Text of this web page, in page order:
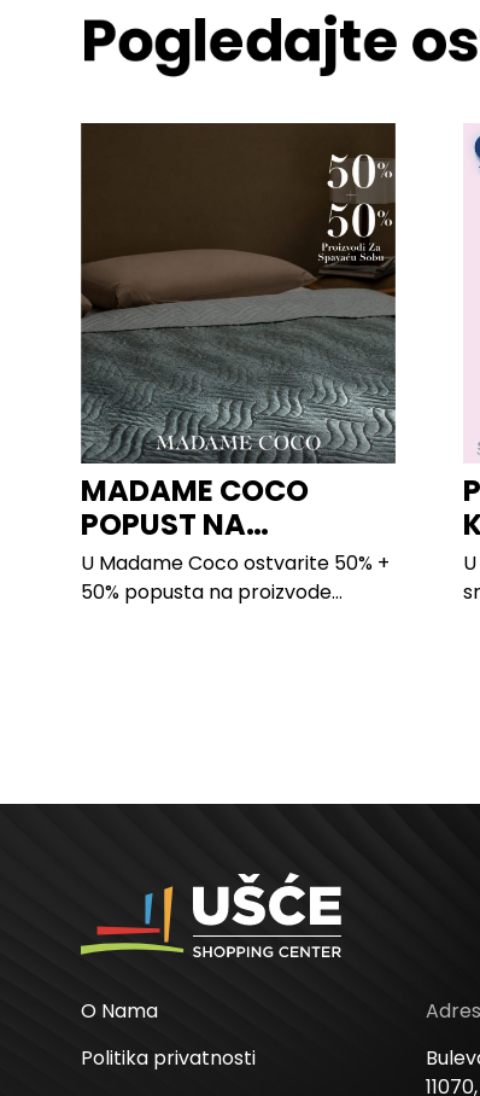
Pogledajte
MADAME COCO
POPUST NA
PROIZVODE ZA
SPAVAĆU SOBU
U Madame Coco ostvarite 50% +
50% popusta na proizvode...
O Nama
Politika privatnosti